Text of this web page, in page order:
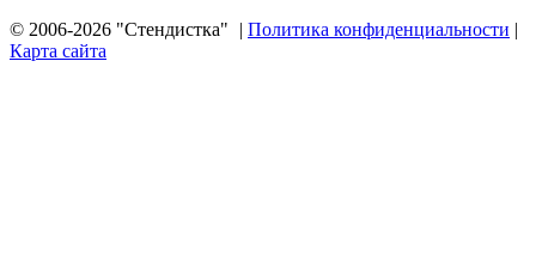
© 2006-2026 "Стендистка"
| Политика конфиденциальности |
Карта сайта